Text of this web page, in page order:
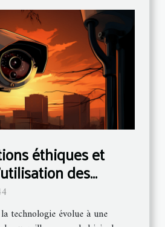
éthiques et
des
dans la
technologie évolue à une